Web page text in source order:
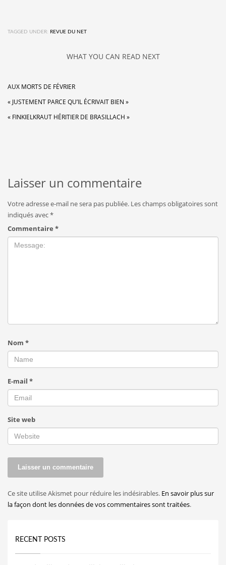
TAGGED UNDER: REVUE DU NET
WHAT YOU CAN READ NEXT
AUX MORTS DE FÉVRIER
« JUSTEMENT PARCE QU’IL ÉCRIVAIT BIEN »
« FINKIELKRAUT HÉRITIER DE BRASILLACH »
Laisser un commentaire
Votre adresse e-mail ne sera pas publiée. Les champs obligatoires sont
indiqués avec*
Commentaire *
Nom *
E-mail *
Site web
Ce site utilise Akismet pour réduire les indésirables. En savoir plus sur
la façon dont les données de vos commentaires sont traitées.
RECENT POSTS